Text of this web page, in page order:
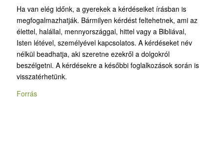
Ha van elég időnk, a gyerekek a kérdéseiket írásban is
megfogalmazhatják. Bármilyen kérdést feltehetnek, ami az
élettel, halállal, mennyországgal, hittel vagy a Bibliával,
Isten létével, személyével kapcsolatos. A kérdéseket név
nélkül beadhatja, aki szeretne ezekről a dolgokról
beszélgetni. A kérdésekre a későbbi foglalkozások során is
visszatérhetünk.
Forrás